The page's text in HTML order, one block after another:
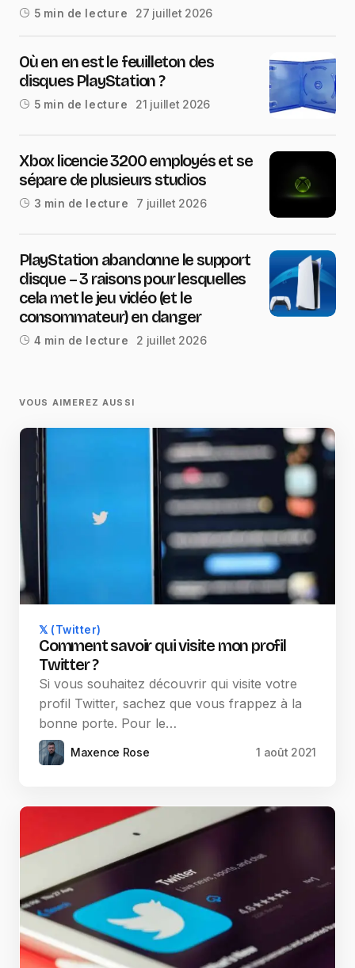
5 min de lecture 27 juillet 2026
Où en en est le feuilleton des
disques PlayStation ?
5 min de lecture 21 juillet 2026
Xbox licencie 3200 employés et se
sépare de plusieurs studios
3 min de lecture 7 juillet 2026
PlayStation abandonne le support
disque – 3 raisons pour lesquelles
cela met le jeu vidéo (et le
consommateur) en danger
4 min de lecture 2 juillet 2026
VOUS AIMEREZ AUSSI
𝕏 (Twitter)
Comment savoir qui visite mon profil
Twitter ?
Si vous souhaitez découvrir qui visite votre
profil Twitter, sachez que vous frappez à la
bonne porte. Pour le…
Maxence Rose 1 août 2021